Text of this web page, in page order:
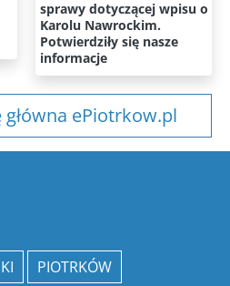
sprawy dotyczącej wpisu o
Karolu Nawrockim.
Potwierdziły się nasze
informacje
ePiotrkow.pl
PIOTRKÓW